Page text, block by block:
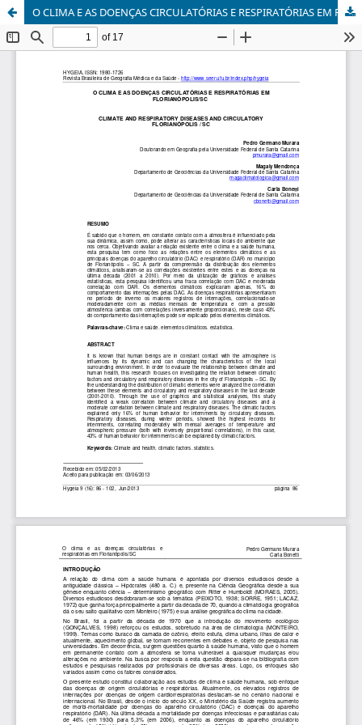
O CLIMA E AS DOENÇAS CIRCULATÓRIAS E RESPIRATÓRIAS EM FLORIANÓPOLIS/SC